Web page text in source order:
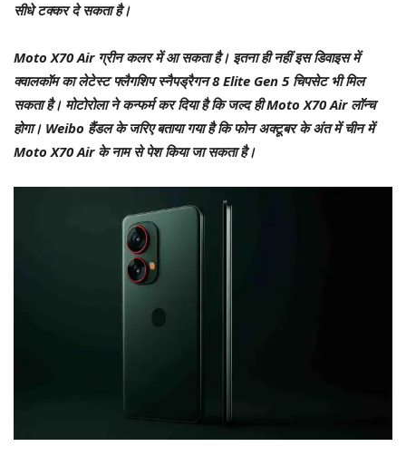
सीधे टक्कर दे सकता है।
Moto X70 Air ग्रीन कलर में आ सकता है। इतना ही नहीं इस डिवाइस में
क्वालकॉम का लेटेस्ट फ्लैगशिप स्नैपड्रैगन 8 Elite Gen 5 चिपसेट भी मिल
सकता है। मोटोरोला ने कन्फर्म कर दिया है कि जल्द ही Moto X70 Air लॉन्च
होगा। Weibo हैंडल के जरिए बताया गया है कि फोन अक्टूबर के अंत में चीन में
Moto X70 Air के नाम से पेश किया जा सकता है।